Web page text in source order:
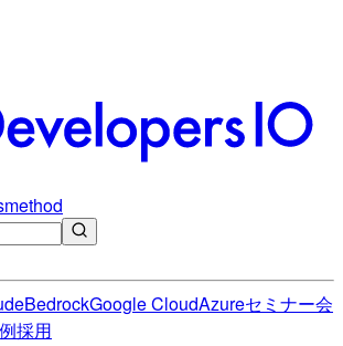
BedrockGoogle CloudAzureセミナー会
採用